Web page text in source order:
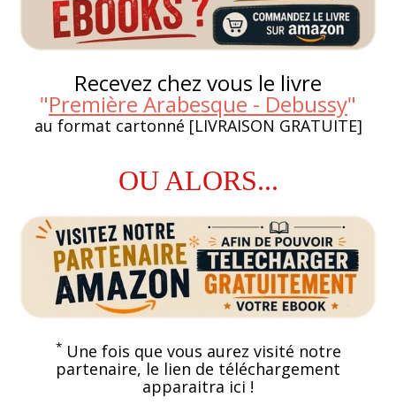
Recevez chez vous le livre
"Première Arabesque - Debussy"
au format cartonné [LIVRAISON GRATUITE]
OU ALORS...
*Une fois que vous aurez visité notre
partenaire, le lien de téléchargement
apparaitra ici !